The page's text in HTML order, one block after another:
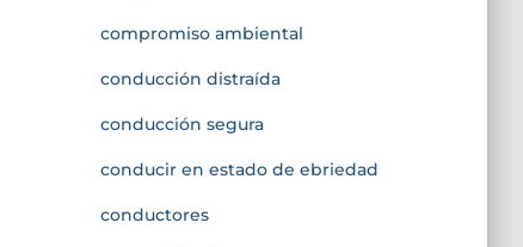
compromiso ambiental
conducción distraída
conducción segura
conducir en estado de ebriedad
conductores